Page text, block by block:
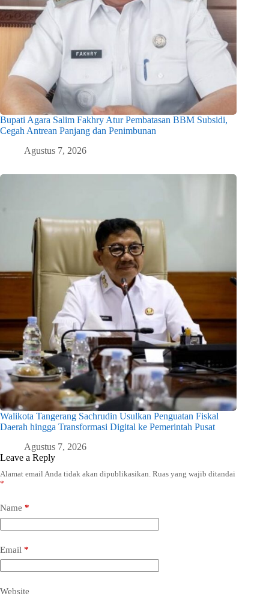
Bupati Agara Salim Fakhry Atur Pembatasan BBM Subsidi,
Cegah Antrean Panjang dan Penimbunan
Agustus 7, 2026
Walikota Tangerang Sachrudin Usulkan Penguatan Fiskal
Daerah hingga Transformasi Digital ke Pemerintah Pusat
Agustus 7, 2026
Leave a Reply
Alamat email Anda tidak akan dipublikasikan. Ruas yang wajib ditandai
*
Name *
Email *
Website